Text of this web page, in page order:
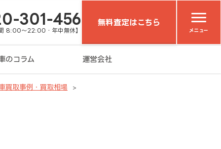
301-456
8:00～22:00・年中無休】
無料査定はこちら
メニュー
のコラム 運営会社
買取事例・買取相場